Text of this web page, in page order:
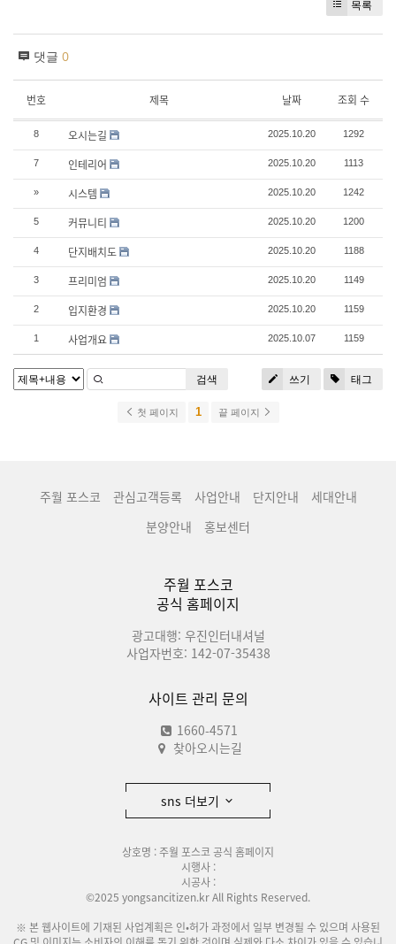
목록
댓글 0
번호 제목 날짜 조회 수
8 오시는길 2025.10.20 1292
7 인테리어 2025.10.20 1113
» 시스템 2025.10.20 1242
5 커뮤니티 2025.10.20 1200
4 단지배치도 2025.10.20 1188
3 프리미엄 2025.10.20 1149
2 입지환경 2025.10.20 1159
1 사업개요 2025.10.07 1159
쓰기 태그
검색
첫 페이지 1 끝 페이지
주월 포스코 관심고객등록 사업안내 단지안내
세대안내
분양안내
홍보센터
주월 포스코
공식 홈페이지
광고대행: 우진인터내셔널
사업자번호: 142-07-35438
사이트 관리 문의
1660-4571
찾아오시는길
sns 더보기
상호명 : 주월 포스코 공식 홈페이지
시행사 :
시공사 :
©2025 yongsancitizen.kr All Rights Reserved.
※ 본 웹사이트에 기재된 사업계획은 인•허가 과정에서 일부 변경될 수 있으며 사용된